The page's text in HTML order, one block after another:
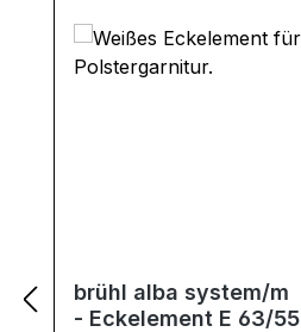
brühl alba system/m
- Eckelement E 63/55